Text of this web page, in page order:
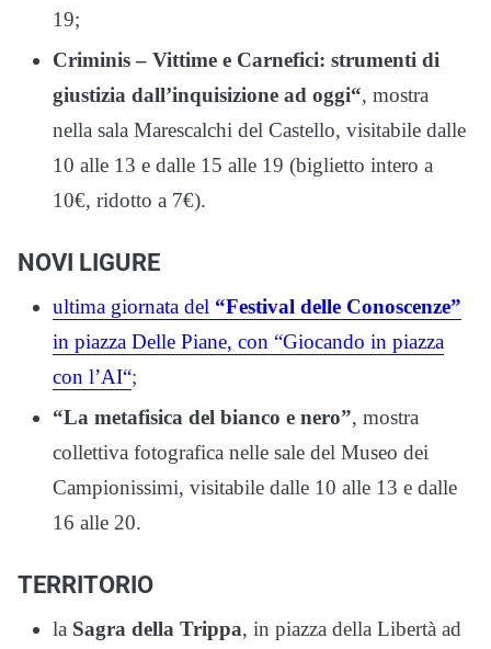
19;
Criminis – Vittime e Carnefici: strumenti di
giustizia dall’inquisizione ad oggi“, mostra
nella sala Marescalchi del Castello, visitabile dalle
10 alle 13 e dalle 15 alle 19 (biglietto intero a
10€, ridotto a 7€).
NOVI LIGURE
ultima giornata del “Festival delle Conoscenze”
in piazza Delle Piane, con “Giocando in piazza
con l’AI“;
“La metafisica del bianco e nero”, mostra
collettiva fotografica nelle sale del Museo dei
Campionissimi, visitabile dalle 10 alle 13 e dalle
16 alle 20.
TERRITORIO
la Sagra della Trippa, in piazza della Libertà ad